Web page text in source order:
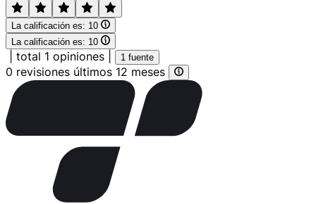
La calificación es: 10
La calificación es: 10
total 1 opiniones 1 fuente
0 revisiones últimos 12 meses